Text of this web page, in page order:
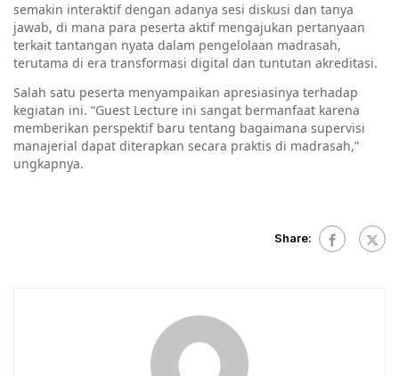
semakin interaktif dengan adanya sesi diskusi dan tanya
jawab, di mana para peserta aktif mengajukan pertanyaan
terkait tantangan nyata dalam pengelolaan madrasah,
terutama di era transformasi digital dan tuntutan akreditasi.
Salah satu peserta menyampaikan apresiasinya terhadap
kegiatan ini. “Guest Lecture ini sangat bermanfaat karena
memberikan perspektif baru tentang bagaimana supervisi
manajerial dapat diterapkan secara praktis di madrasah,”
ungkapnya.
Share: